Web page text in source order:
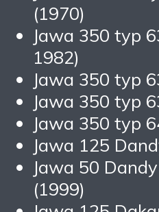
(1970)
Jawa 350 typ
1982)
Jawa 350 typ
Jawa 350 typ
Jawa 350 typ
Jawa 125
Jawa 50
(1999)